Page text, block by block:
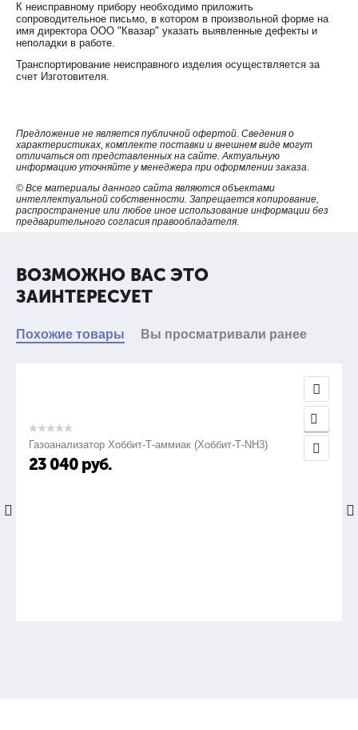
К неисправному прибору необходимо приложить
сопроводительное письмо, в котором в произвольной форме на
имя директора ООО "Квазар" указать выявленные дефекты и
неполадки в работе.
Транспортирование неисправного изделия осуществляется за
счет Изготовителя.
Предложение не является публичной офертой. Сведения о
характеристиках, комплекте поставки и внешнем виде могут
отличаться от представленных на сайте. Актуальную
информацию уточняйте у менеджера при оформлении заказа.
© Все материалы данного сайта являются объектами
интеллектуальной собственности. Запрещается копирование,
распространение или любое иное использование информации без
предварительного согласия правообладателя.
ВОЗМОЖНО ВАС ЭТО
ЗАИНТЕРЕСУЕТ
Похожие товары Вы просматривали ранее
Газоанализатор Хоббит-Т-аммиак (Хоббит-Т-NH3)
23 040 руб.